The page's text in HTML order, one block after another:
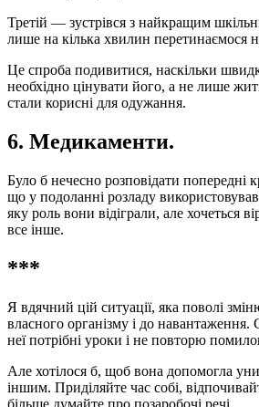
Третій — зустрівся з найкращим
лише на кілька хвилин перетинаємося
Це спроба подивитися, наскільки
необхідно цінувати його, а не лише
стали корисні для одужання.
6. Медикаменти.
Було б нечесно розповідати попередні
що у подоланні розладу
яку роль вони відіграли, але хочеться
все інше.
***
Я вдячний цій ситуації, яка поволі
власного організму і до
неї потрібні уроки і не повторю
Але хотілося б, щоб вона допомогла
іншим. Приділяйте час собі,
більше думайте про позаробочі речі.